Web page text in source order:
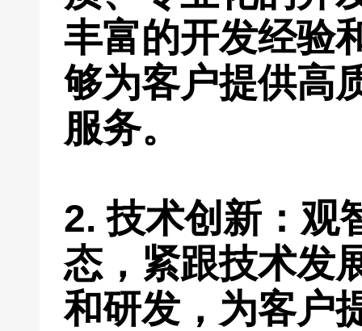
丰富的开发经验
够为客户提供高
服务。
2. 技术创新：观
态，紧跟技术发
和研发，为客户